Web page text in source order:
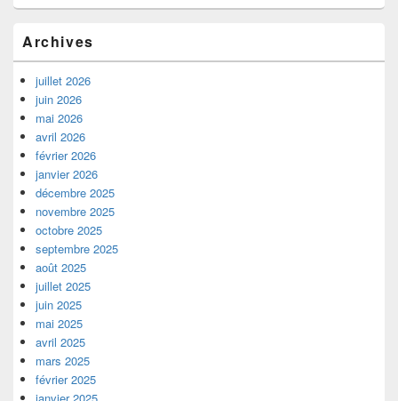
Archives
juillet 2026
juin 2026
mai 2026
avril 2026
février 2026
janvier 2026
décembre 2025
novembre 2025
octobre 2025
septembre 2025
août 2025
juillet 2025
juin 2025
mai 2025
avril 2025
mars 2025
février 2025